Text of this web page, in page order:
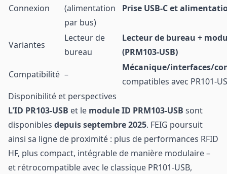
Connexion
(alimentation
par bus)
Prise USB-C et
Variantes
Lecteur de
bureau
Lecteur de bureau +
(PRM103-USB)
Compatibilité –
Mécanique/interfaces/
compatibles avec PR101-
Disponibilité et perspectives
L'ID PR103-USB et le module ID PRM103-USB sont
disponibles depuis septembre 2025. FEIG poursuit
ainsi sa ligne de proximité : plus de performances RFID
HF, plus compact, intégrable de manière modulaire –
et rétrocompatible avec le classique PR101-USB,